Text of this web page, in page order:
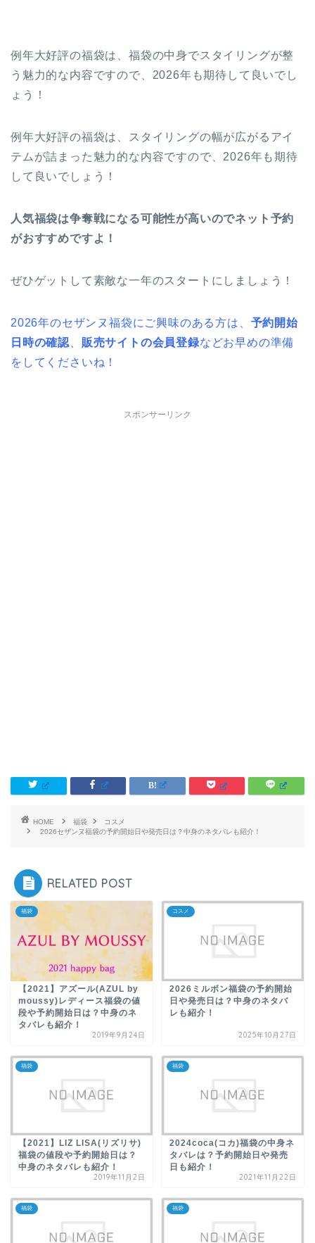
例年大好評の福袋は、福袋の中身でスタイリングが整
う魅力的な内容ですので、2026年も期待して良いでし
ょう！
例年大好評の福袋は、スタイリングの幅が広がるアイ
テムが詰まった魅力的な内容ですので、2026年も期待
して良いでしょう！
人気福袋は争奪戦になる可能性が高いのでネット予約
がおすすめですよ！
ぜひゲットして素敵な一年のスタートにしましょう！
2026年のセザンヌ福袋にご興味のある方は、 予約開始
日時の確認
販売サイトの会員登録などお早めの準備
をしてくださいね！
スポンサーリンク
HOME 福袋
コスメ
2026セザンヌ福袋の予約開始日や発売日は？中身のネタバレも紹介！
RELATED POST
福袋
【2021】アズール(AZUL by
moussy)レディース福袋の値
段や予約開始日は？中身のネ
タバレも紹介！
2019年9月24日
コスメ
2026ミルボン福袋の予約開始
日や発売日は？中身のネタバ
レも紹介！
2025年10月27日
福袋
【2021】LIZ LISA(リズリサ)
福袋の値段や予約開始日は？
中身のネタバレも紹介！
2019年11月2日
福袋
2024coca(コカ)福袋の中身ネ
タバレは？予約開始日や発売
日も紹介！
2021年11月22日
福袋 福袋